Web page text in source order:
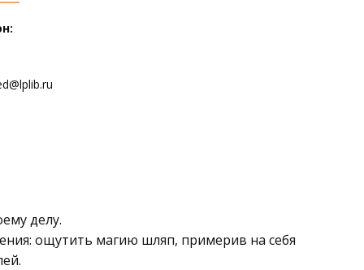
делу.
ощутить магию шляп, примерив на себя